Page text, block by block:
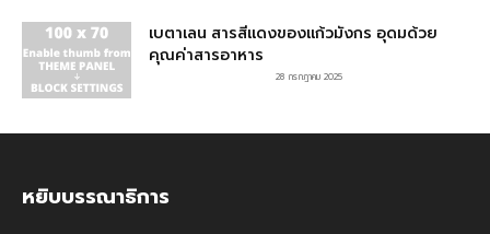
เบตาเลน สารสีแดงของแก้วมังกร อุดมด้วย
คุณค่าสารอาหาร
28 กรกฎาคม 2025
หยิบบรรณาธิการ